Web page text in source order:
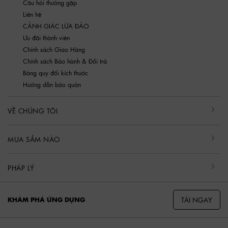
Câu hỏi thường gặp
Liên hệ
CẢNH GIÁC LỪA ĐẢO
Ưu đãi thành viên
Chính sách Giao Hàng
Chính sách Bảo hành & Đổi trả
Bảng quy đổi kích thước
Hướng dẫn bảo quản
VỀ CHÚNG TÔI
MUA SẮM NÀO
PHÁP LÝ
KHÁM PHÁ ỨNG DỤNG TẢI NGAY